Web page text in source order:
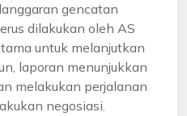
gencatan
dilakukan oleh AS
untuk melanjutkan
laporan menunjukkan
melakukan perjalanan
negosiasi.